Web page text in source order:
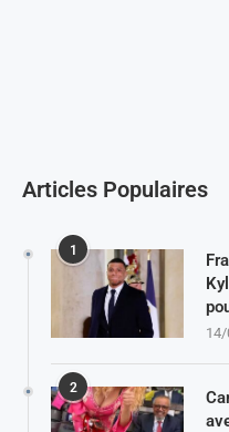
Articles Populaires
1
2